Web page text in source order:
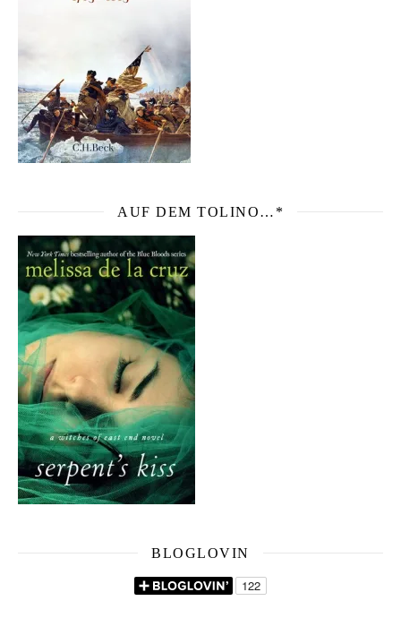
AUF DEM TOLINO…*
BLOGLOVIN